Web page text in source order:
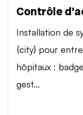
Contrôle
Installation de
{city} pour
hôpitaux :
gest...